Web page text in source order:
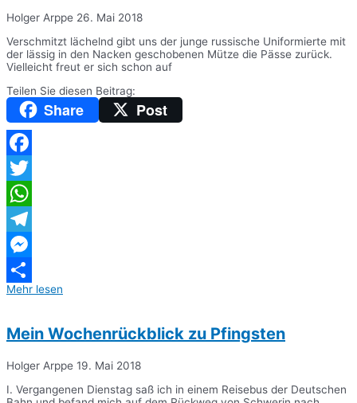
Holger Arppe 26. Mai 2018
Verschmitzt lächelnd gibt uns der junge russische Uniformierte mit
der lässig in den Nacken geschobenen Mütze die Pässe zurück.
Vielleicht freut er sich schon auf
Teilen Sie diesen Beitrag:
Share Post
Facebook
Twitter
WhatsApp
Telegram
Messenger
Teilen
Mehr lesen
Mein Wochenrückblick zu Pfingsten
Holger Arppe 19. Mai 2018
I. Vergangenen Dienstag saß ich in einem Reisebus der Deutschen